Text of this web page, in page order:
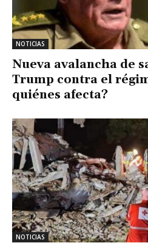
NOTICIAS
Nueva avalancha de
Trump contra el
quiénes afecta?
NOTICIAS